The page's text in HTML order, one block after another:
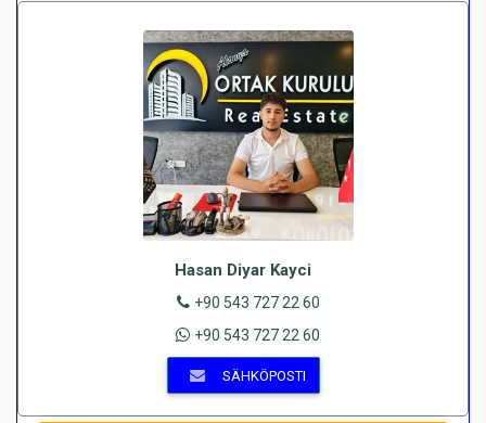
Hasan Diyar Kayci
+90 543 727 22 60
+90 543 727 22 60
SÄHKÖPOSTI